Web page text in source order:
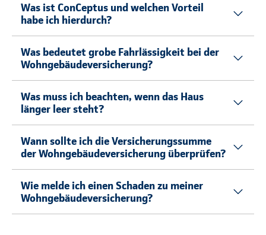
Was ist ConCeptus und welchen Vorteil
habe ich hierdurch?
Was bedeutet grobe Fahrlässigkeit bei der
Wohngebäudeversicherung?
Was muss ich beachten, wenn das Haus
länger leer steht?
Wann sollte ich die Versicherungssumme
der Wohngebäudeversicherung überprüfen?
Wie melde ich einen Schaden zu meiner
Wohngebäudeversicherung?